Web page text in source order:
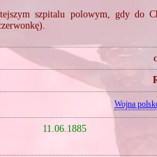
szpitalu polowym, gdy do
Wojna
11.06.1885